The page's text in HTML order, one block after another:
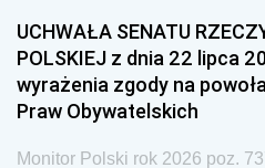
UCHWAŁA SENATU
POLSKIEJ z dnia 22 lipca
wyrażenia zgody na
Praw Obywatelskich
Monitor Polski rok 2026 poz.